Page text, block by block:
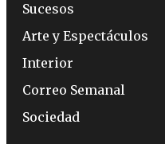
Sucesos
Arte y Espectáculos
Interior
Correo Semanal
Sociedad